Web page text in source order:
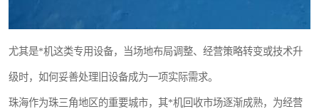
尤其是*机这类专用设备，当场地布局调整、经营策略转变或技术升
级时，如何妥善处理旧设备成为一项实际需求。
珠海作为珠三角地区的重要城市，其*机回收市场逐渐成熟，为经营